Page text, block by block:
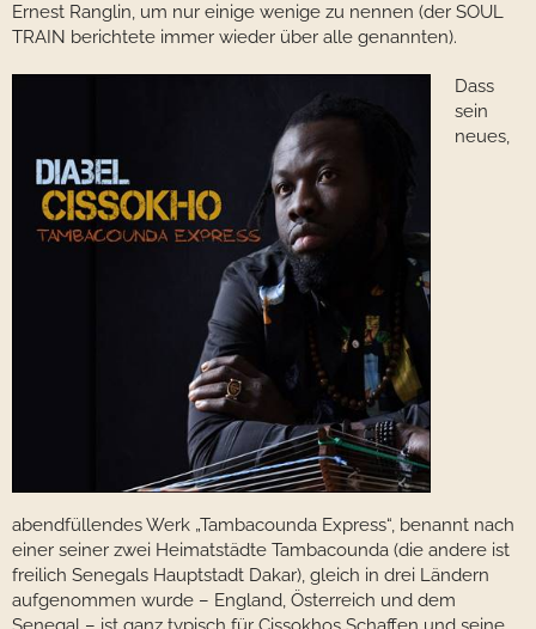
Ernest Ranglin, um nur einige wenige zu nennen (der SOUL
TRAIN berichtete immer wieder über alle genannten).
Dass
sein
neues,
abendfüllendes Werk „Tambacounda Express“, benannt nach
einer seiner zwei Heimatstädte Tambacounda (die andere ist
freilich Senegals Hauptstadt Dakar), gleich in drei Ländern
aufgenommen wurde – England, Österreich und dem